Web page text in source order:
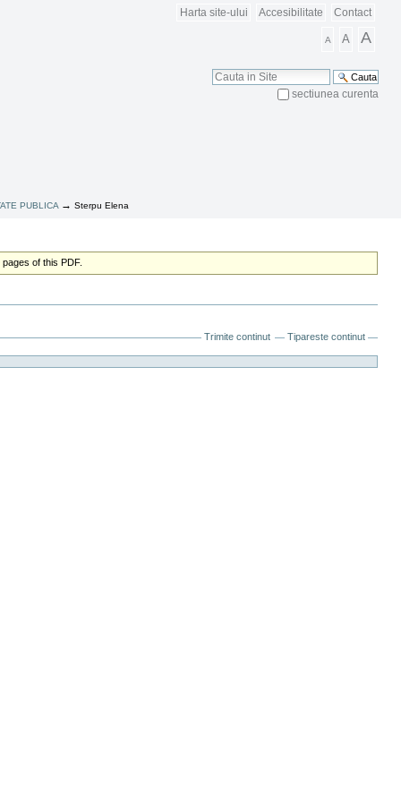
Harta site-ului Accesibilitate Contact
A A A
Cauta
sectiunea curenta
PUBLICA →Sterpu Elena
of this PDF.
Trimite continut Tipareste continut